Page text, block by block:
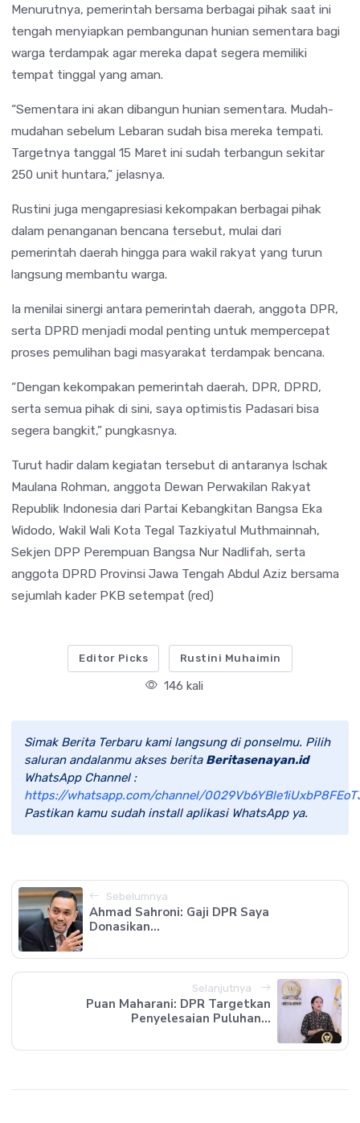
Menurutnya, pemerintah bersama berbagai pihak saat ini
tengah menyiapkan pembangunan hunian sementara bagi
warga terdampak agar mereka dapat segera memiliki
tempat tinggal yang aman.
“Sementara ini akan dibangun hunian sementara. Mudah-
mudahan sebelum Lebaran sudah bisa mereka tempati.
Targetnya tanggal 15 Maret ini sudah terbangun sekitar
250 unit huntara,” jelasnya.
Rustini juga mengapresiasi kekompakan berbagai pihak
dalam penanganan bencana tersebut, mulai dari
pemerintah daerah hingga para wakil rakyat yang turun
langsung membantu warga.
Ia menilai sinergi antara pemerintah daerah, anggota DPR,
serta DPRD menjadi modal penting untuk mempercepat
proses pemulihan bagi masyarakat terdampak bencana.
“Dengan kekompakan pemerintah daerah, DPR, DPRD,
serta semua pihak di sini, saya optimistis Padasari bisa
segera bangkit,” pungkasnya.
Turut hadir dalam kegiatan tersebut di antaranya Ischak
Maulana Rohman, anggota Dewan Perwakilan Rakyat
Republik Indonesia dari Partai Kebangkitan Bangsa Eka
Widodo, Wakil Wali Kota Tegal Tazkiyatul Muthmainnah,
Sekjen DPP Perempuan Bangsa Nur Nadlifah, serta
anggota DPRD Provinsi Jawa Tengah Abdul Aziz bersama
sejumlah kader PKB setempat (red)
Editor Picks Rustini Muhaimin
146 kali
Simak Berita Terbaru kami langsung di ponselmu. Pilih
saluran andalanmu akses berita Beritasenayan.id
WhatsApp Channel :
https://whatsapp.com/channel/
Pastikan kamu sudah install aplikasi WhatsApp ya.
Sebelumnya
Ahmad Sahroni: Gaji DPR Saya
Donasikan...
Selanjutnya
Puan Maharani: DPR Targetkan
Penyelesaian Puluhan...